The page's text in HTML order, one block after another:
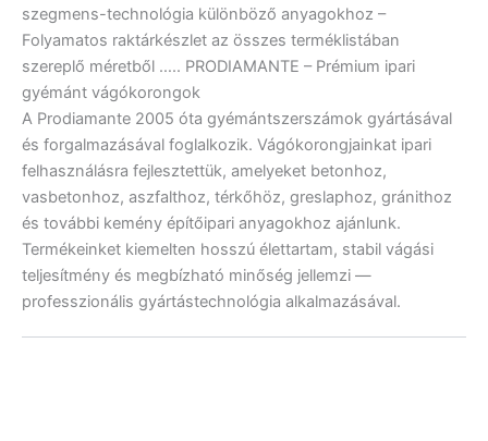
szegmens-technológia különböző anyagokhoz –
Folyamatos raktárkészlet az összes terméklistában
szereplő méretből ….. PRODIAMANTE – Prémium ipari
gyémánt vágókorongok
A Prodiamante 2005 óta gyémántszerszámok gyártásával
és forgalmazásával foglalkozik. Vágókorongjainkat ipari
felhasználásra fejlesztettük, amelyeket betonhoz,
vasbetonhoz, aszfalthoz, térkőhöz, greslaphoz, gránithoz
és további kemény építőipari anyagokhoz ajánlunk.
Termékeinket kiemelten hosszú élettartam, stabil vágási
teljesítmény és megbízható minőség jellemzi —
professzionális gyártástechnológia alkalmazásával.